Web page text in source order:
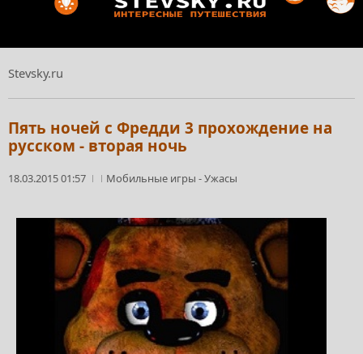
Stevsky.ru
Пять ночей с Фредди 3 прохождение на
русском - вторая ночь
18.03.2015 01:57 Мобильные игры -Ужасы